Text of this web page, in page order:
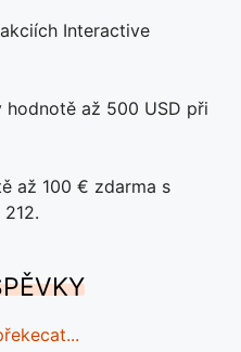
Interactive
hodnotě až 500 USD při
až 100 € zdarma s